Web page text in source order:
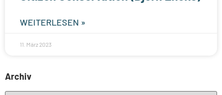
WEITERLESEN »
11. März 2023
Archiv